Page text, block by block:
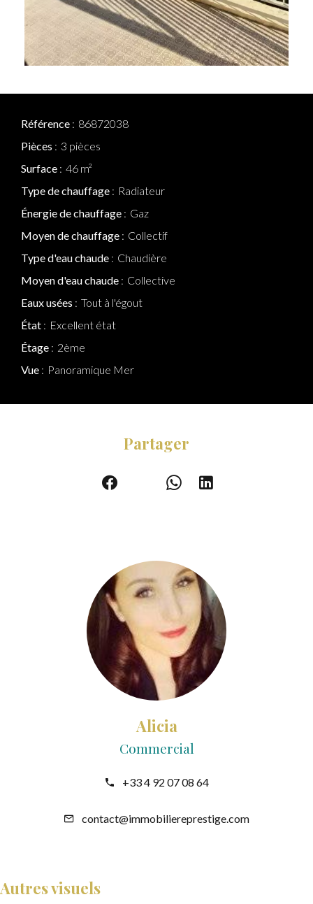
Référence
86872038
Pièces
3 pièces
Surface
46 m²
Type de chauffage
Radiateur
Énergie de chauffage
Gaz
Moyen de chauffage
Collectif
Type d'eau chaude
Chaudière
Moyen d'eau chaude
Collective
Eaux usées
Tout à l'égout
État
Excellent état
Étage
2ème
Vue
Panoramique Mer
Partager
Alicia
Commercial
+33 4 92 07 08 64
contact@immobiliereprestige.com
Autres visuels